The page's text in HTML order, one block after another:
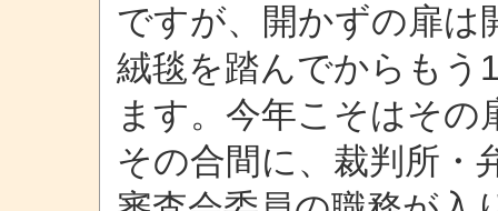
ですが、開かずの扉は
絨毯を踏んでからもう
ます。今年こそはそ
その合間に、裁判所・